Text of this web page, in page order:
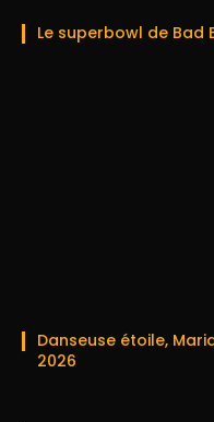
Le superbowl de Bad
Danseuse étoile,
2026